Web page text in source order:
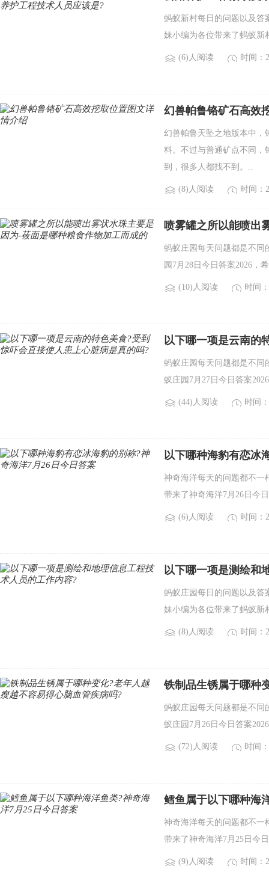
蚂蚁新村每日的问题以及答
妹小编为各位带来了蚂蚁新
(6)人阅读 时间：
幻兽帕鲁铬矿石高效
幻兽帕鲁天坠之地版本中，
料。不过与普通矿点不同，
到，很多人都找不到。..
(8)人阅读 时间：
喷雾罐之所以能喷出
蚂蚁庄园每天问题都是不同
园7月28日今日答案2026，
(10)人阅读 时间
以下哪一项是云南的
蚂蚁庄园每天问题都是不同
蚁庄园7月27日今日答案
(44)人阅读 时间
以下哪种海豹有恋冰
神奇海洋每天的问题都不一
带来了神奇海洋7月26日今
(6)人阅读 时间：
以下哪一项是测绘和
蚂蚁庄园每日的问题以及答
妹小编为各位带来了蚂蚁新
(8)人阅读 时间：
铁制品生锈属于哪种
蚂蚁庄园每天问题都是不同
蚁庄园7月26日今日答案
(72)人阅读 时间
鳕鱼属于以下哪种海
神奇海洋每天的问题都不一
带来了神奇海洋7月25日今
(9)人阅读 时间：